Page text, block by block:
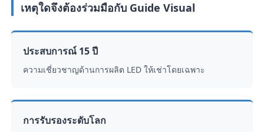
เหตุใดจึงต้องร่วมมือกับ Guide Visual
ประสบการณ์ 15 ปี
ความเชี่ยวชาญด้านการผลิต LED ให้เช่าโดยเฉพาะ
การรับรองระดับโลก